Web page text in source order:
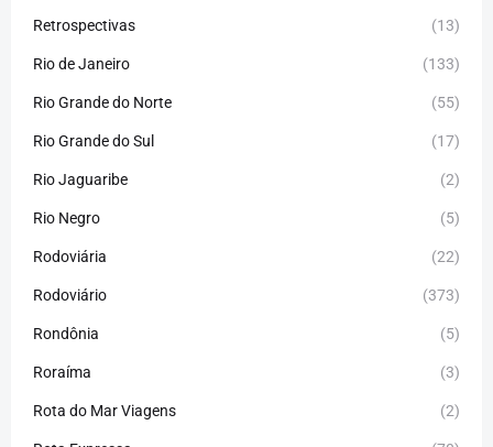
Retrospectivas (13)
Rio de Janeiro (133)
Rio Grande do Norte (55)
Rio Grande do Sul (17)
Rio Jaguaribe (2)
Rio Negro (5)
Rodoviária (22)
Rodoviário (373)
Rondônia (5)
Roraíma (3)
Rota do Mar Viagens (2)